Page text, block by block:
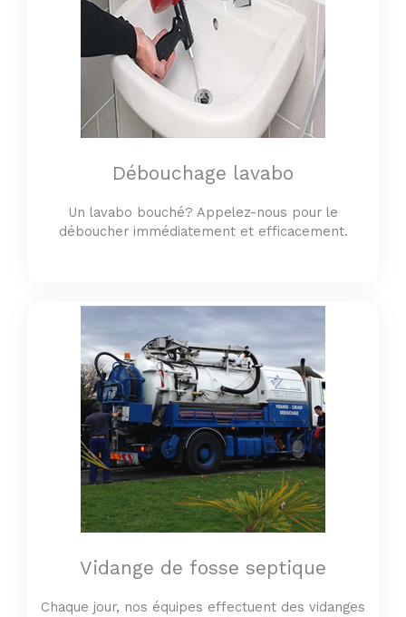
Débouchage lavabo
Un lavabo bouché? Appelez-nous pour le
déboucher immédiatement et efficacement.
Vidange de fosse septique
Chaque jour, nos équipes effectuent des vidanges